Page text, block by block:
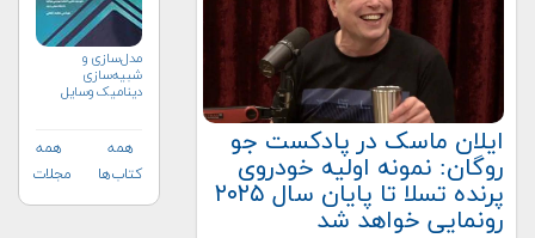
ایلان ماسک در پادکست جو
روگان: نمونه اولیه خودروی
پرنده تسلا تا پایان سال ۲۰۲۵
رونمایی خواهد شد
مدل‌سازی و
شبیه‌سازی
دینامیک وسایل
همه
کتاب‌ها
همه
مجلات